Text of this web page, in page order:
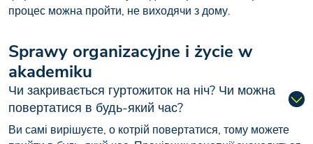
процес можна пройти, не виходячи з дому.
Sprawy organizacyjne i życie w
akademiku
Чи закривається гуртожиток на ніч? Чи можна
повертатися в будь-який час?
Ви самі вирішуєте, о котрій повертатися, тому можете